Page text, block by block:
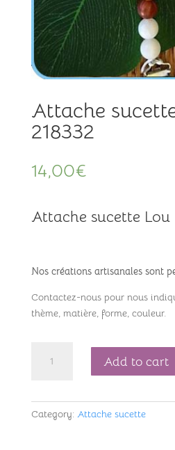
Attache
218332
14,00€
Attache sucette Lou
Nos créations artisanales sont
Contactez-nous pour nous
thème, matière, forme, couleur.
sucette
218332
Add to cart
Category: Attache sucette